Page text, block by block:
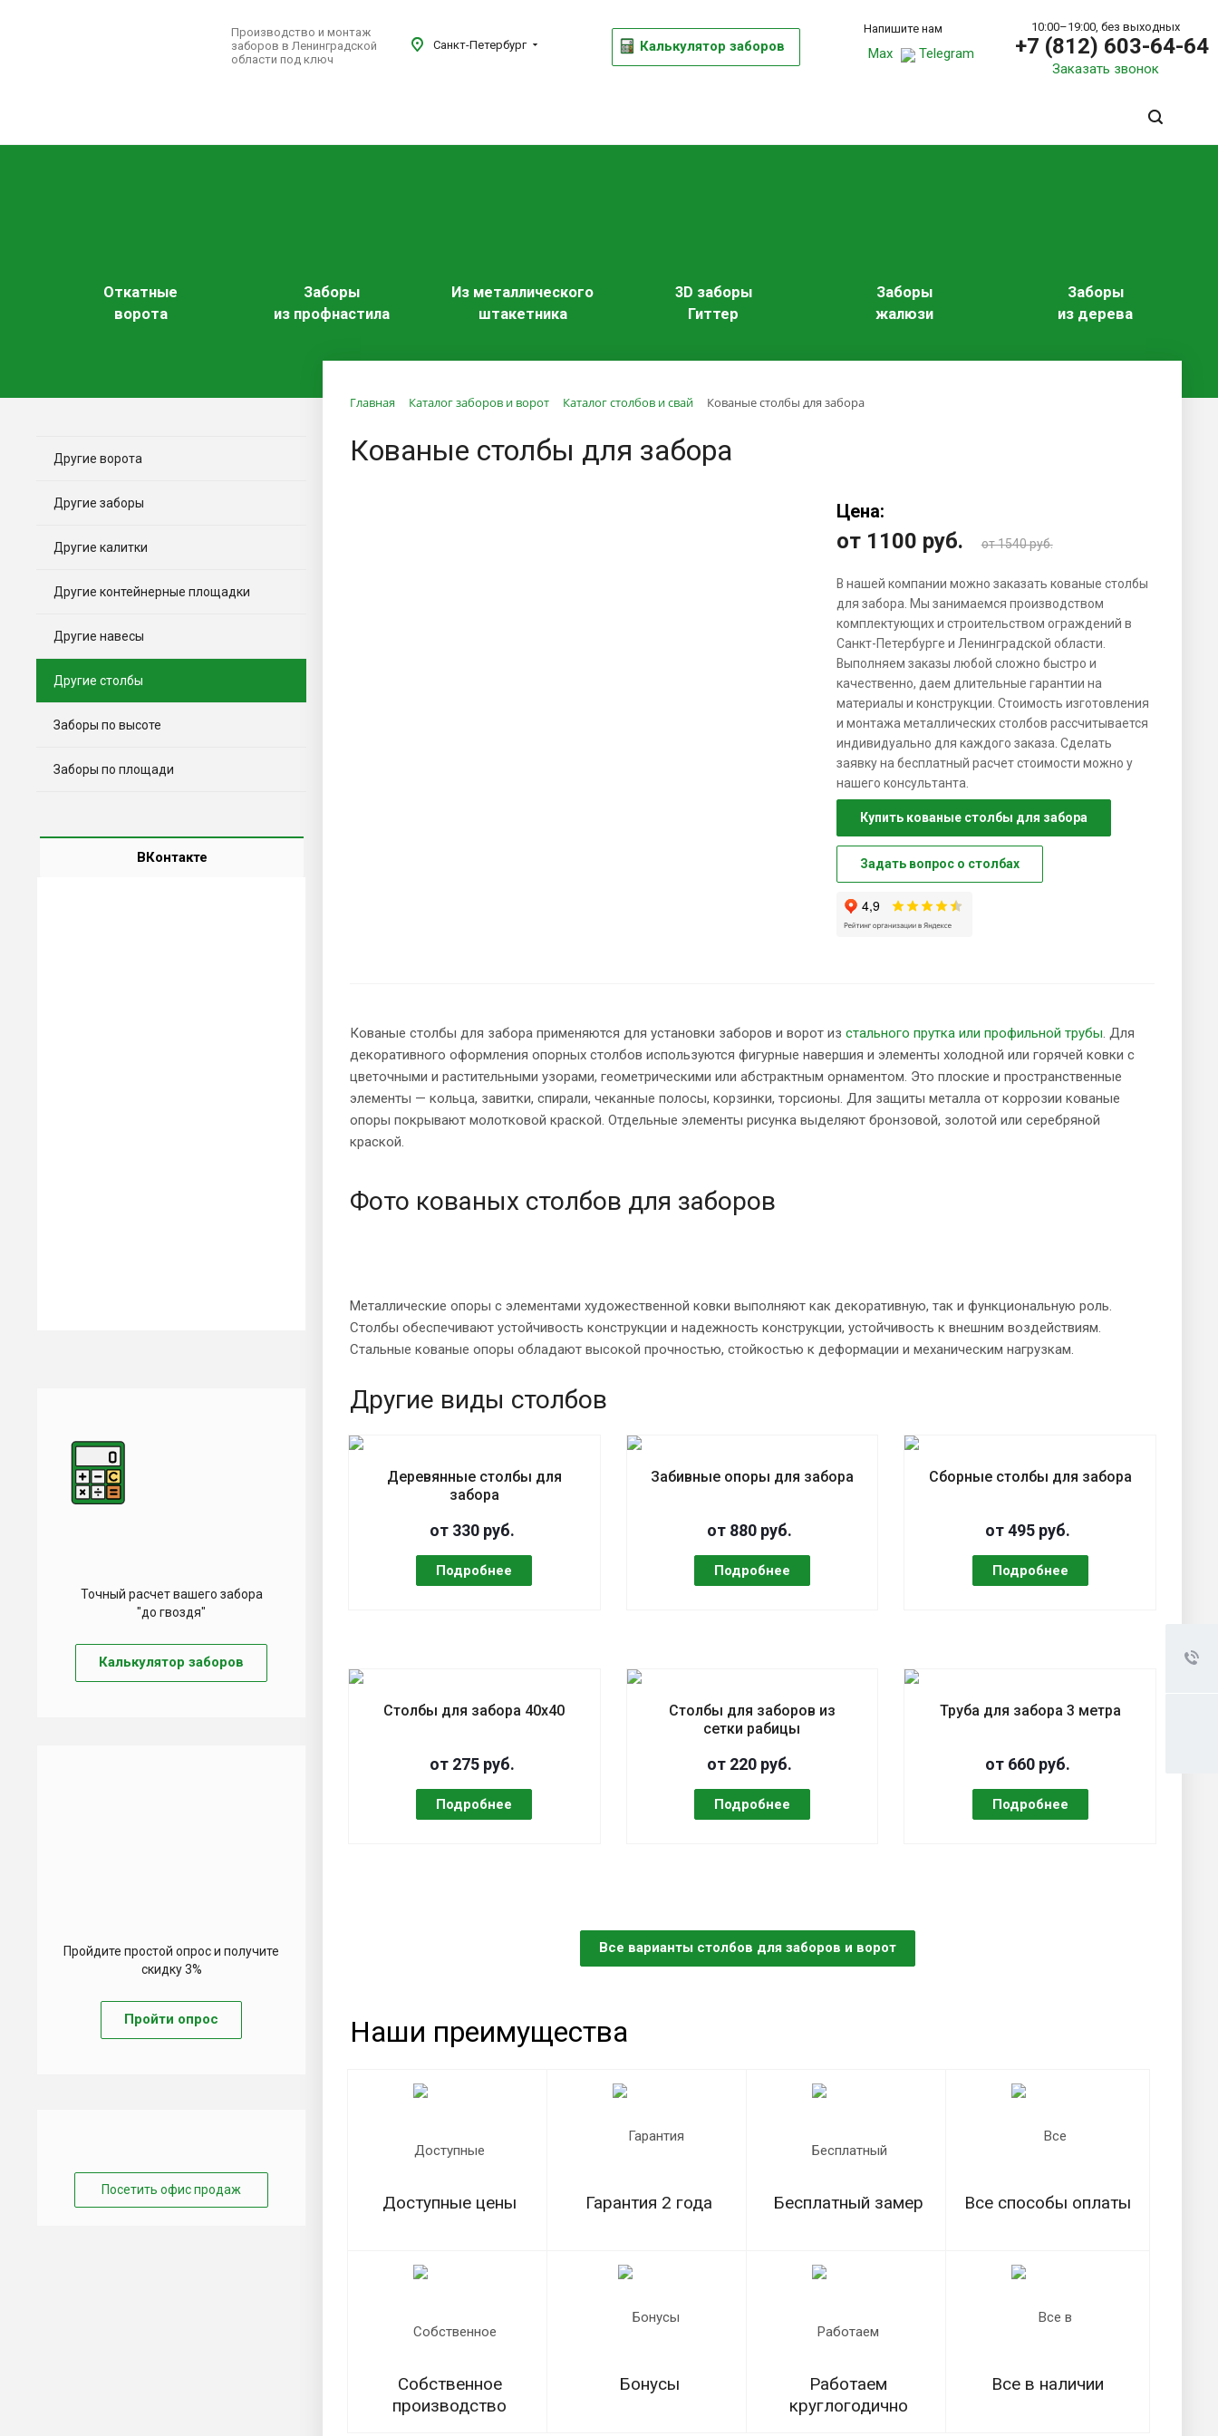
Производство и монтаж
заборов в Ленинградской
области под ключ
Санкт-Петербург Калькулятор заборов
Напишите нам
Max Telegram
10:00–19:00, без выходных
+7 (812) 603-64-64
Заказать звонок
Откатные
ворота
Заборы
из профнастила
Из металлического
штакетника
3D заборы
Гиттер
Заборы
жалюзи
Заборы
из дерева
Главная Каталог заборов и ворот Каталог столбов и свай Кованые столбы для забора
Кованые столбы для забора
Цена:
от 1100 руб. от 1540 руб.
В нашей компании можно заказать кованые столбы
для забора. Мы занимаемся производством
комплектующих и строительством ограждений в
Санкт-Петербурге и Ленинградской области.
Выполняем заказы любой сложно быстро и
качественно, даем длительные гарантии на
материалы и конструкции. Стоимость изготовления
и монтажа металлических столбов рассчитывается
индивидуально для каждого заказа. Сделать
заявку на бесплатный расчет стоимости можно у
нашего консультанта.
Купить кованые столбы для забора
Задать вопрос о столбах
Кованые столбы для забора применяются для установки заборов и ворот из стального прутка или профильной трубы . Для
декоративного оформления опорных столбов используются фигурные навершия и элементы холодной или горячей ковки с
цветочными и растительными узорами, геометрическими или абстрактным орнаментом. Это плоские и пространственные
элементы — кольца, завитки, спирали, чеканные полосы, корзинки, торсионы. Для защиты металла от коррозии кованые
опоры покрывают молотковой краской. Отдельные элементы рисунка выделяют бронзовой, золотой или серебряной
краской.
Фото кованых столбов для заборов
Металлические опоры с элементами художественной ковки выполняют как декоративную, так и функциональную роль.
Столбы обеспечивают устойчивость конструкции и надежность конструкции, устойчивость к внешним воздействиям.
Стальные кованые опоры обладают высокой прочностью, стойкостью к деформации и механическим нагрузкам.
Другие виды столбов
Деревянные столбы для
забора
от 330 руб.
Забивные опоры для забора
от 880 руб.
Сборные столбы для забора
от 495 руб.
Столбы для забора 40х40
от 275 руб.
Столбы для заборов из
сетки рабицы
от 220 руб.
Труба для забора 3 метра
от 660 руб.
Все варианты столбов для заборов и ворот
Наши преимущества
Доступные цены Гарантия 2 года Бесплатный замер Все способы оплаты
Собственное
производство
Бонусы
Работаем
круглогодично
Все в наличии
Другие ворота
Другие заборы
Другие калитки
Другие контейнерные площадки
Другие навесы
Другие столбы
Заборы по высоте
Заборы по площади
ВКонтакте
Точный расчет вашего забора
"до гвоздя"
Калькулятор заборов
Пройдите простой опрос и получите
скидку 3%
Пройти опрос
Посетить офис продаж